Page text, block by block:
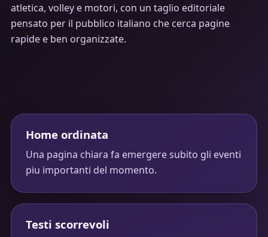
atletica, volley e motori, con un taglio editoriale
pensato per il pubblico italiano che cerca pagine
rapide e ben organizzate.
Home ordinata
Una pagina chiara fa emergere subito gli eventi
piu importanti del momento.
Testi scorrevoli